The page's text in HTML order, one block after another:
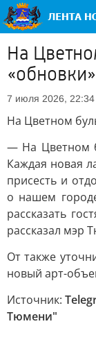
На
«обновки»
7 июля 2026, 22:34
На Цветном
— На Цветном
Каждая новая
присесть и
о нашем
рассказать
рассказал мэр
От также
новый арт-
Источник:
Тюмени"